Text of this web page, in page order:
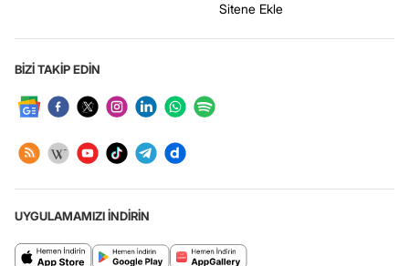
Sitene Ekle
BİZİ TAKİP EDİN
UYGULAMAMIZI İNDİRİN